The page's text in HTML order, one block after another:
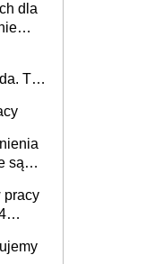
dla
To
są
pracy